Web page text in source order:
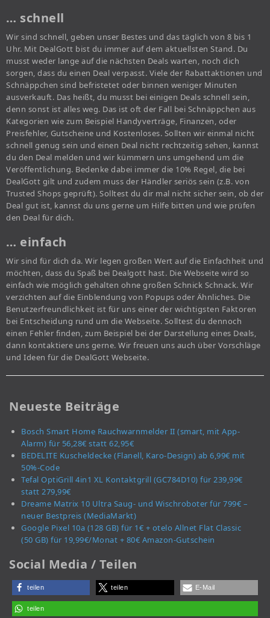
… schnell
Wir sind schnell, geben unser Bestes und das täglich von 8 bis 1
Uhr. Mit DealGott bist du immer auf dem aktuellsten Stand. Du
musst weder lange auf die nächsten Deals warten, noch dich
sorgen, dass du einen Deal verpasst. Viele der Rabattaktionen und
Schnäppchen sind befristetet oder binnen weniger Minuten
ausverkauft. Das heißt, du musst bei einigen Deals schnell sein,
denn sonst ist alles weg. Das ist oft der Fall bei Schnäppchen aus
Kategorien wie zum Beispiel Handyverträge, Finanzen, oder
Preisfehler, Gutscheine und Kostenloses. Sollten wir einmal nicht
schnell genug sein und einen Deal nicht rechtzeitig sehen, kannst
du den Deal melden und wir kümmern uns umgehend um die
Veröffentlichung. Bedenke dabei immer die 10% Regel, die bei
DealGott gilt und zudem muss der Händler seriös sein (z.B. von
Trusted Shops geprüft). Solltest du dir mal nicht sicher sein, ob der
Deal gut ist, kannst du uns gerne um Hilfe bitten und wie prüfen
den Deal für dich.
… einfach
Wir sind für dich da. Wir legen großen Wert auf die Einfachheit und
möchten, dass du Spaß bei Dealgott hast. Die Webseite wird so
einfach wie möglich gehalten ohne großen Schnick Schnack. Wir
verzichten auf die Einblendung von Popups oder Ähnliches. Die
Benutzerfreundlichkeit ist für uns einer der wichtigsten Faktoren
bei Entscheidung rund um die Webseite. Solltest du dennoch
einen Fehler finden, zum Beispiel bei der Darstellung eines Deals,
dann kontaktiere uns gerne. Wir freuen uns auch über Vorschläge
und Ideen für die DealGott Webseite.
Neueste Beiträge
Bosch Smart Home Rauchwarnmelder II (smart, mit App-
Alarm) für 56,28€ statt 62,95€
BEDELITE Kuscheldecke (Flanell, Karo-Design) ab 6,99€ mit
50%-Code
Tefal OptiGrill 4in1 XL Kontaktgrill (GC784D10) für 239,99€
statt 279,99€
Dreame Matrix 10 Ultra Saug- und Wischroboter für 799€ –
neuer Bestpreis (MediaMarkt)
Google Pixel 10a (128 GB) für 1€ + otelo Allnet Flat Classic
(50 GB) für 19,99€/Monat + 80€ Amazon-Gutschein
Social Media / Teilen
teilen teilen E-Mail
teilen